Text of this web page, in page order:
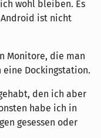
wohl bleiben. Es
ist nicht
Monitore, die man
eine Dockingstation.
den ich aber
habe ich in
gesessen oder